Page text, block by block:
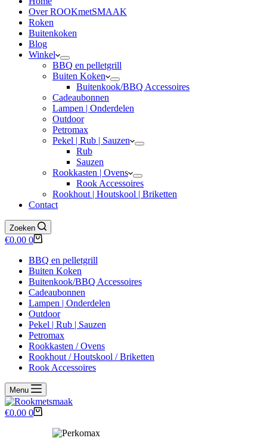
Over ROOKmetSMAAK
Roken
Buitenkoken
Blog
Winkel
BBQ en pelletgrill
Buiten Koken
Buitenkook/BBQ Accessoires
Cadeaubonnen
Lampen | Onderdelen
Outdoor
Petromax
Pekel | Rub | Sauzen
Rub
Sauzen
Rookkasten | Ovens
Rook Accessoires
Rookhout | Houtskool | Briketten
Contact
Zoeken
Winkelwagen
€0.00 0
BBQ en pelletgrill
Buiten Koken
Buitenkook/BBQ Accessoires
Cadeaubonnen
Lampen | Onderdelen
Outdoor
Pekel | Rub | Sauzen
Petromax
Rookkasten / Ovens
Rookhout / Houtskool / Briketten
Rook Accessoires
Menu
Winkelwagen
€0.00 0